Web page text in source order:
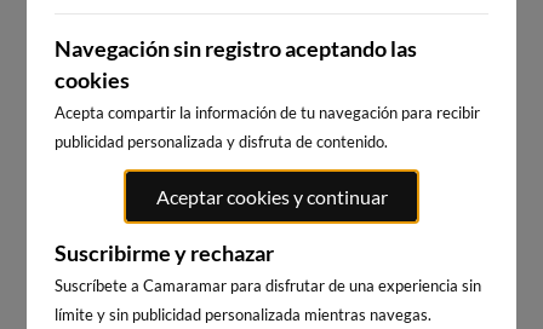
WEBCAM CALO DE SON CAIOS,
CAN PASTILLA
WEBCAMS CERCANAS
Navegación sin registro aceptando las
cookies
Acepta compartir la información de tu navegación para recibir
publicidad personalizada y disfruta de contenido.
Aceptar cookies y continuar
Suscribirme y rechazar
Suscríbete a Camaramar para disfrutar de una experiencia sin
límite y sin publicidad personalizada mientras navegas.